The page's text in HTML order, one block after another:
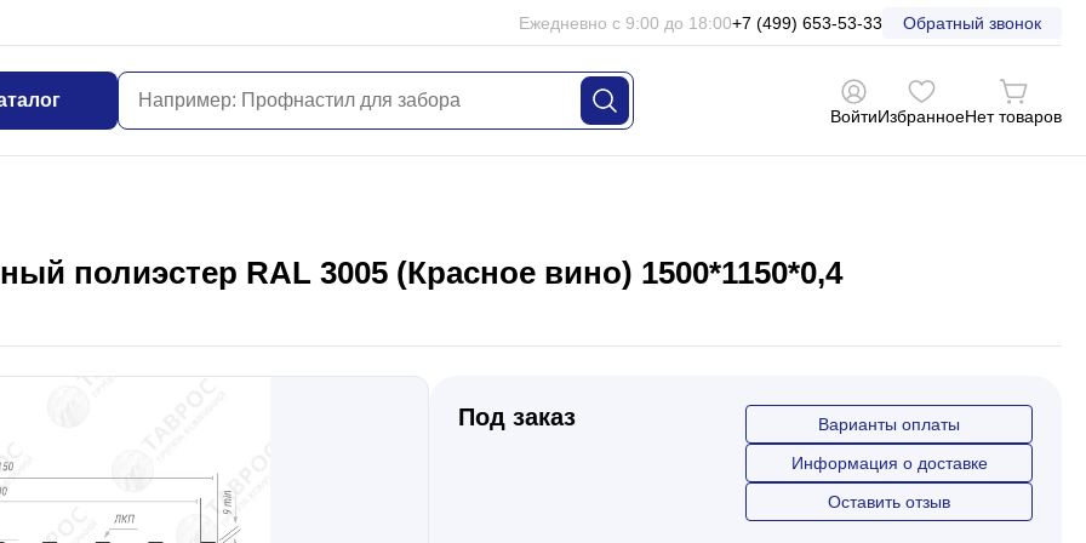
Ежедневно с 9:00 до 18:00+7 (499) 653-53-33 Обратный звонок
ВойтиИзбранноеНет товаров
полиэстер RAL 3005 (Красное вино) 1500*1150*0,4
Под заказ
Варианты оплаты
Информация о доставке
Оставить отзыв